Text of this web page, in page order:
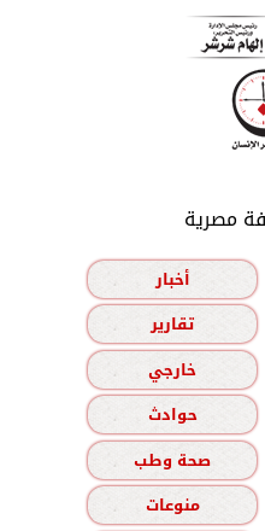
مصرية
أخبار
تقارير
خارجي
حوادث
صحة وطب
منوعات